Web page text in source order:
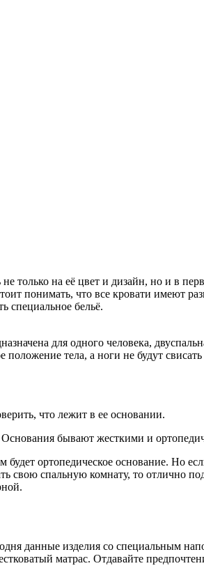
только на её цвет и дизайн, но и в
понимать, что все кровати имеют
специальное бельё.
для одного человека,
тела, а ноги не будут свисать
что лежит в ее основании.
бывают жесткими и
ортопедическое основание. Но
свою спальную комнату, то отлично
данные изделия со специальным
матрас. Отдавайте